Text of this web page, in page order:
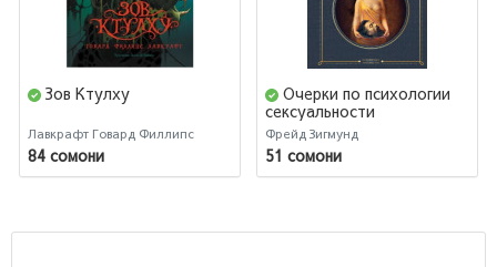
Зов Ктулху
Лавкрафт Говард Филлипс
84 сомони
Очерки по психологии
сексуальности
Фрейд Зигмунд
51 сомони